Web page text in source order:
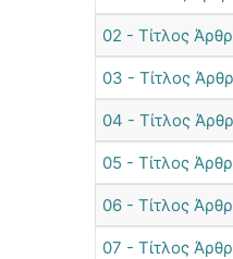
02 - Τίτλος
03 - Τίτλος
04 - Τίτλος
05 - Τίτλος
06 - Τίτλος
07 - Τίτλος